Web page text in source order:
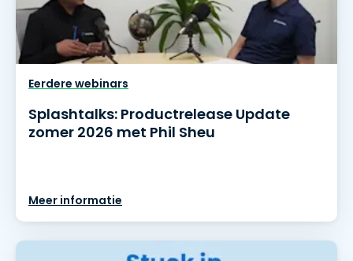
Eerdere webinars
Splashtalks: Productrelease Update
zomer 2026 met Phil Sheu
Meer informatie